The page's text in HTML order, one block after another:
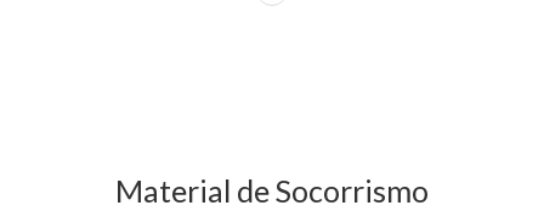
Material de Socorrismo